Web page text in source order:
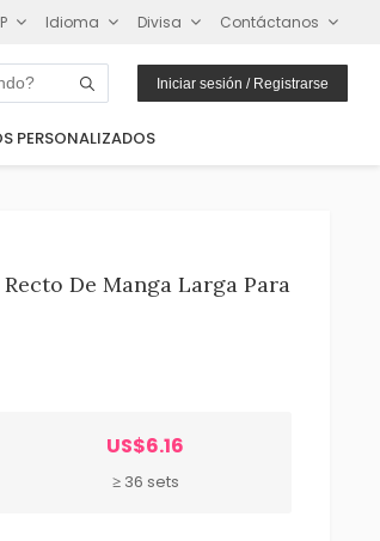
Idioma Divisa Contáctanos
Iniciar sesión / Registrarse
PERSONALIZADOS
De Manga Larga Para
US$6.16
≥ 36 sets